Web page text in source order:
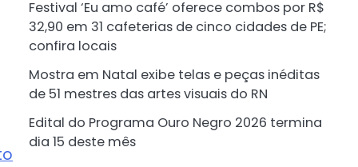
Festival ‘Eu amo café’ oferece combos por R$
32,90 em 31 cafeterias de cinco cidades de PE;
confira locais
Mostra em Natal exibe telas e peças inéditas
de 51 mestres das artes visuais do RN
Edital do Programa Ouro Negro 2026 termina
dia 15 deste mês